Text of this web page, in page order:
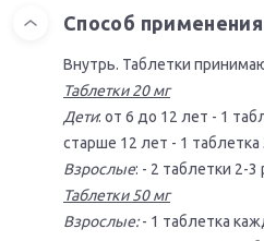
Способ
Внутрь. Таблетки
Таблетки 20 мг
Дети: от 6 до 12 лет - 1
стaрше 12 лет - 1 тaблетка
Взрослые: - 2 тaблетки 2-3
Таблетки 50 мг
Взрослые:- 1 таблетка